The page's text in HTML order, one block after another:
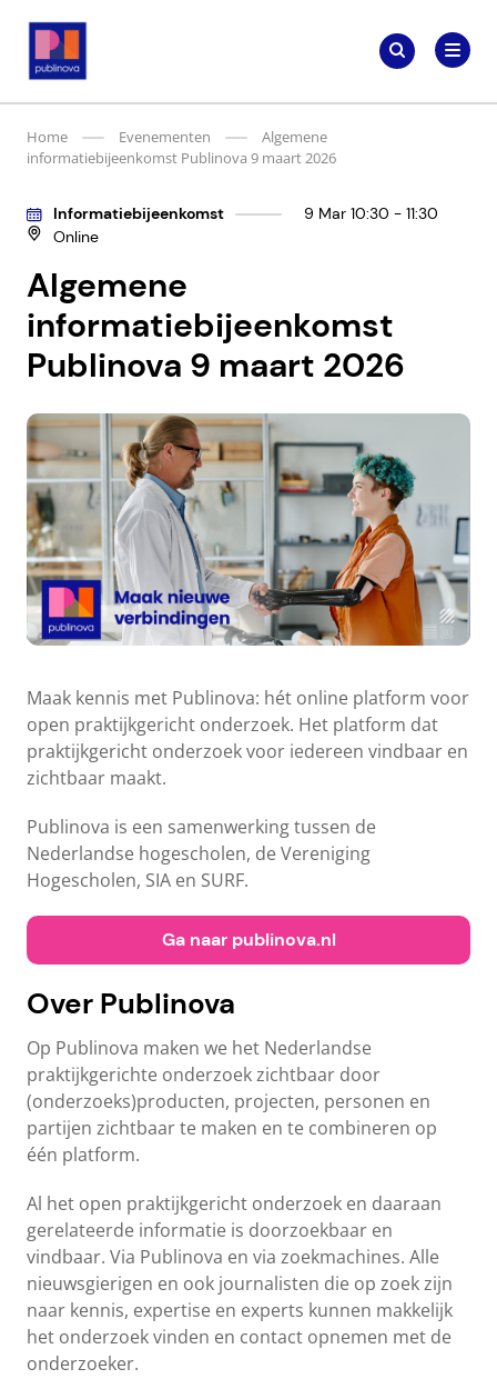
naar
Publinova.nl
Zoeken
naar:
Zoeken
Home Evenementen
Algemene
informatiebijeenkomst Publinova 9 maart 2026
Algemene
informatiebijeenkomst
Publinova 9 maart 2026
Informatiebijeenkomst
9 Mar 10:30 - 11:30
Online
Maak kennis met Publinova: hét online platform voor
open praktijkgericht onderzoek. Het platform dat
praktijkgericht onderzoek voor iedereen vindbaar en
zichtbaar maakt.
Publinova is een samenwerking tussen de
Nederlandse hogescholen, de Vereniging
Hogescholen, SIA en SURF.
Ga naar publinova.nl
Over Publinova
Op Publinova maken we het Nederlandse
praktijkgerichte onderzoek zichtbaar door
(onderzoeks)producten, projecten, personen en
partijen zichtbaar te maken en te combineren op
één platform.
Al het open praktijkgericht onderzoek en daaraan
gerelateerde informatie is doorzoekbaar en
vindbaar. Via Publinova en via zoekmachines. Alle
nieuwsgierigen en ook journalisten die op zoek zijn
naar kennis, expertise en experts kunnen makkelijk
het onderzoek vinden en contact opnemen met de
onderzoeker.